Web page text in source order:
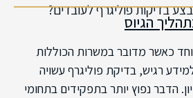
בדיקות פוליגרף לעובדים?
הגיוס
כאשר מדובר במשרות הכוללות
רגיש, בדיקת פוליגרף עשויה
הדבר נפוץ יותר בתפקידים בתחומי